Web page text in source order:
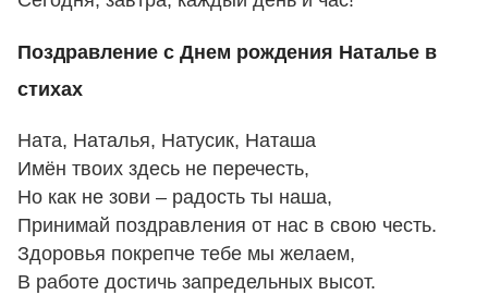
Поздравление с Днем рождения Наталье в
стихах
Ната, Наталья, Натусик, Наташа
Имён твоих здесь не перечесть,
Но как не зови – радость ты наша,
Принимай поздравления от нас в свою честь.
Здоровья покрепче тебе мы желаем,
В работе достичь запредельных высот.